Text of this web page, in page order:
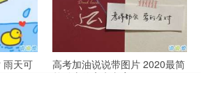
雨天可
高考加油说说带图片 2020最简
单励志的高考文案